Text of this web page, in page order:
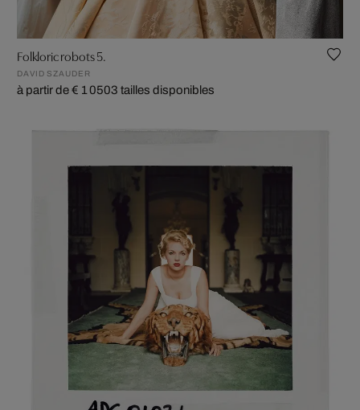
Folkloric robots 5.
DAVID SZAUDER
à partir de € 1 0503 tailles disponibles